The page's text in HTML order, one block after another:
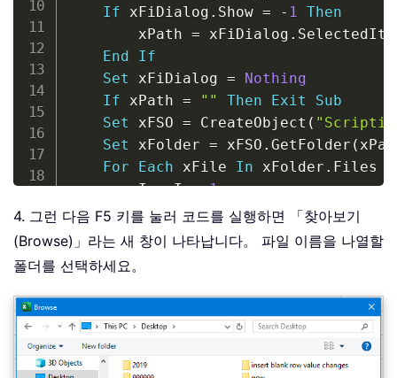
If xFiDialog . Show = - 1 Then
        xPath
= xFiDialog .
End
If
Set xFiDialog =
Nothing
If xPath = "" Then Exit
Sub
Set xFSO = CreateObject (
Set xFolder = xFSO . GetFolder (
For
Each xFile In xFolder . Files
        I
= I + 1
        ActiveSheet
.Hyperlinks .Add
Next
4. 그런 다음 F5 키를 눌러 코드를 실행하면 「찾아보기
(Browse)」라는 새 창이 나타납니다。 파일 이름을 나열할
폴더를 선택하세요。